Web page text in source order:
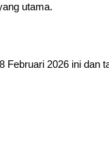
utama.
Februari 2026 ini dan